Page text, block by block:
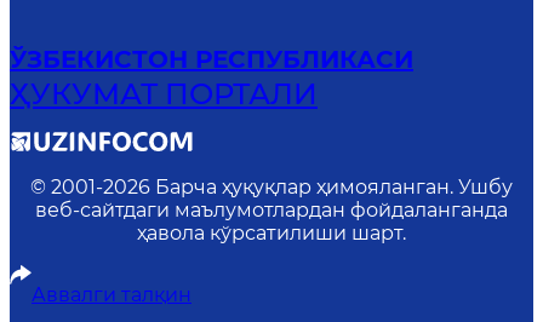
ЎЗБЕКИСТОН РЕСПУБЛИКАСИ
ҲУКУМАТ ПОРТАЛИ
© 2001-2026 Барча ҳуқуқлар ҳимояланган. Ушбу
веб-сайтдаги маълумотлардан фойдаланганда
ҳавола кўрсатилиши шарт.
Аввалги талқин